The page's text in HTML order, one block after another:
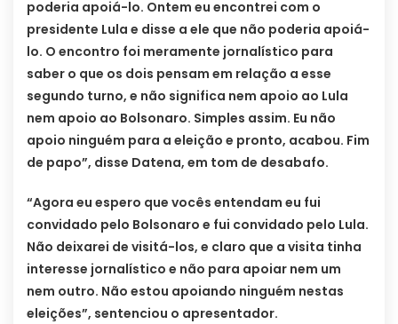
poderia apoiá-lo. Ontem eu encontrei com o
presidente Lula e disse a ele que não poderia apoiá-
lo. O encontro foi meramente jornalístico para
saber o que os dois pensam em relação a esse
segundo turno, e não significa nem apoio ao Lula
nem apoio ao Bolsonaro. Simples assim. Eu não
apoio ninguém para a eleição e pronto, acabou. Fim
de papo”, disse Datena, em tom de desabafo.
“Agora eu espero que vocês entendam eu fui
convidado pelo Bolsonaro e fui convidado pelo Lula.
Não deixarei de visitá-los, e claro que a visita tinha
interesse jornalístico e não para apoiar nem um
nem outro. Não estou apoiando ninguém nestas
eleições”, sentenciou o apresentador.